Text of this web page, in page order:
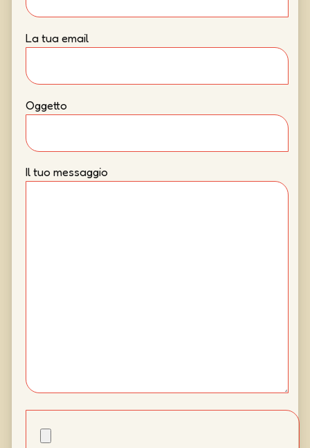
La tua email
Oggetto
Il tuo messaggio